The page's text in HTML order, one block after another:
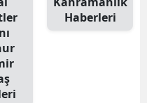
Haberleri